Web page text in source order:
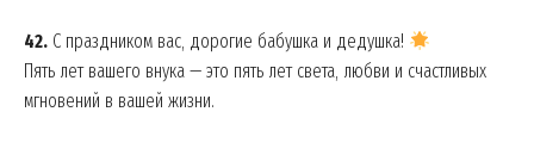
42. С праздником вас, дорогие бабушка и дедушка!
Пять лет вашего внука — это пять лет света, любви и счастливых
мгновений в вашей жизни.